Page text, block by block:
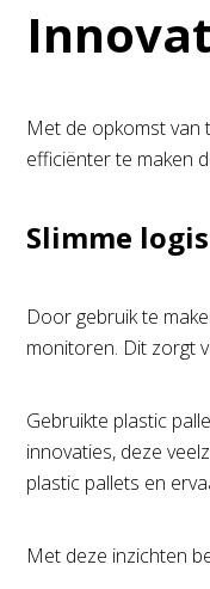
Met de opkomst van
efficiënter te maken
Slimme
Door gebruik te
monitoren. Dit zorgt
Gebruikte plastic
innovaties, deze
plastic pallets en
Met deze inzichten